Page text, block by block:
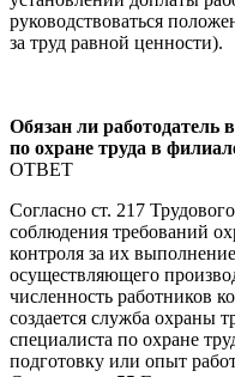
руководствоваться
за труд равной ценности).
Обязан ли работодатель
по охране труда в
ОТВЕТ
Согласно ст. 217
соблюдения требований
контроля за их
осуществляющего
численность работников
создается служба охраны
специалиста по охране
подготовку или опыт